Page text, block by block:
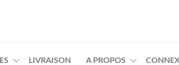
LIVRAISON A PROPOS